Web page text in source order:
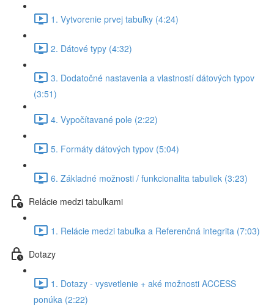
1. Vytvorenie prvej tabuľky (4:24)
2. Dátové typy (4:32)
3. Dodatočné nastavenia a vlastností dátových typov
(3:51)
4. Vypočítavané pole (2:22)
5. Formáty dátových typov (5:04)
6. Základné možnosti / funkcionalita tabuliek (3:23)
Relácie medzi tabuľkami
1. Relácie medzi tabuľka a Referenčná integrita (7:03)
Dotazy
1. Dotazy - vysvetlenie + aké možnosti ACCESS
ponúka (2:22)